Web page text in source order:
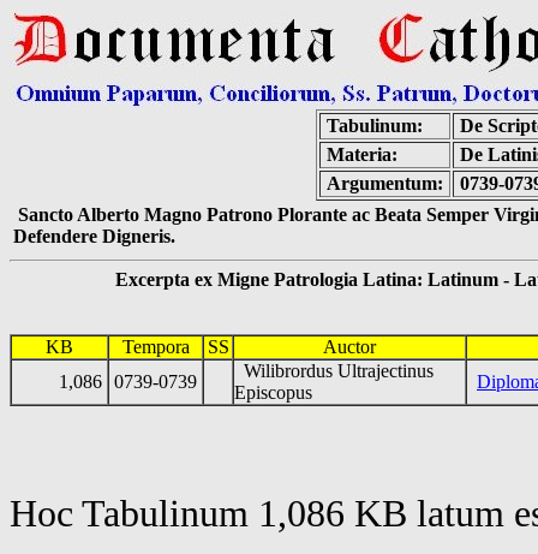
Tabulinum:
De
Materia:
De
Argumentum:
0739-
Sancto Alberto Magno Patrono Plorante ac Beata Semper
Defendere Digneris.
Excerpta ex Migne Patrologia Latina: Latinum -
KB Tempora SS
Auctor
1,086 0739-0739
Wilibrordus Ultrajectinus
Episcopus
Hoc Tabulinum 1,086 KB latum